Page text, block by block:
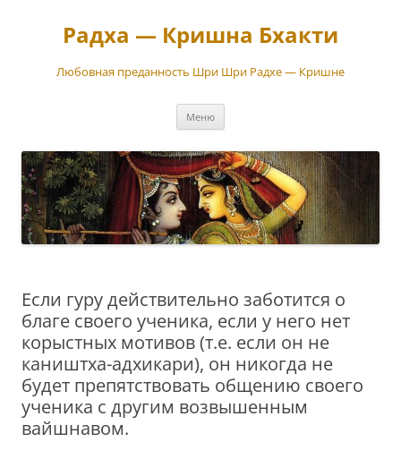
содержимому
Радха — Кришна Бхакти
Любовная преданность Шри Шри Радхе — Кришне
Меню
Если гуру действительно заботится о
благе своего ученика, если у него нет
корыстных мотивов (т.е. если он не
каништха-адхикари), он никогда не
будет препятствовать общению своего
ученика с другим возвышенным
вайшнавом.